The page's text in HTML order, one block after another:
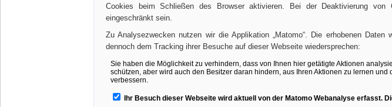
Cookies beim Schließen des Browser aktivieren. Bei der Deaktivierung von
eingeschränkt sein.
Zu Analysezwecken nutzen wir die Applikation „Matomo“. Die erhobenen
dennoch dem Tracking ihrer Besuche auf dieser Webseite wiedersprechen: